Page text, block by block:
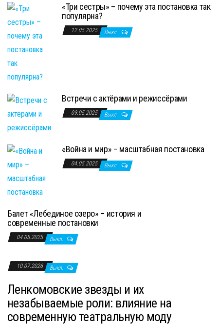
«Три сестры» – почему эта постановка так
популярна?
12.05.2025 Выкл.
Встречи с актёрами и режиссёрами
09.05.2025 Выкл.
«Война и мир» – масштабная постановка
04.05.2025 Выкл.
Балет «Лебединое озеро» – история и
современные постановки
04.05.2025 Выкл.
10.07.2026 Выкл.
Ленкомовские звезды и их
незабываемые роли: влияние на
современную театральную моду